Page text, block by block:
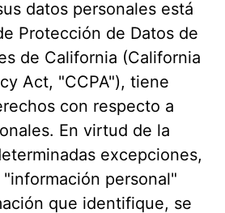
datos personales está
Protección de Datos de
de California (California
Act, "CCPA"), tiene
con respecto a
En virtud de la
excepciones,
personal"
que identifique, se